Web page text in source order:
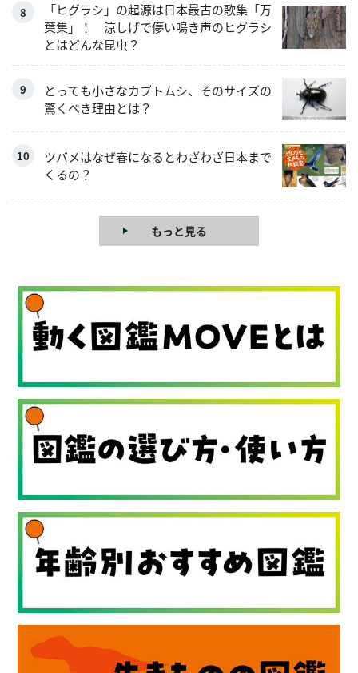
「ヒグラシ」の起源は日本最古の歌集「万
葉集」！ 涼しげで儚い鳴き声のヒグラシ
とはどんな昆虫？
とっても小さなカブトムシ、そのサイズの
驚くべき理由とは？
ツバメはなぜ春になるとわざわざ日本まで
くるの？
もっと見る